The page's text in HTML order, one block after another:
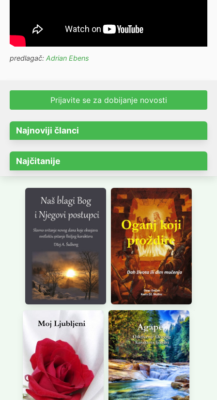
predlagač: Adrian Ebens
Prijavite se za dobijanje novosti
Najnoviji članci
Najčitanije